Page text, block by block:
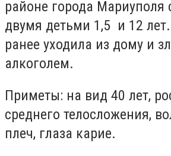
районе города
двумя детьми 1,5 и 12
ранее уходила из дому и
алкоголем.
Приметы: на вид 40 лет,
среднего телосложения,
плеч, глаза карие.